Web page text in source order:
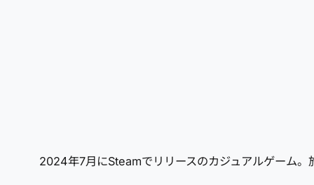
2024年7月にSteamでリリースのカジュアルゲーム